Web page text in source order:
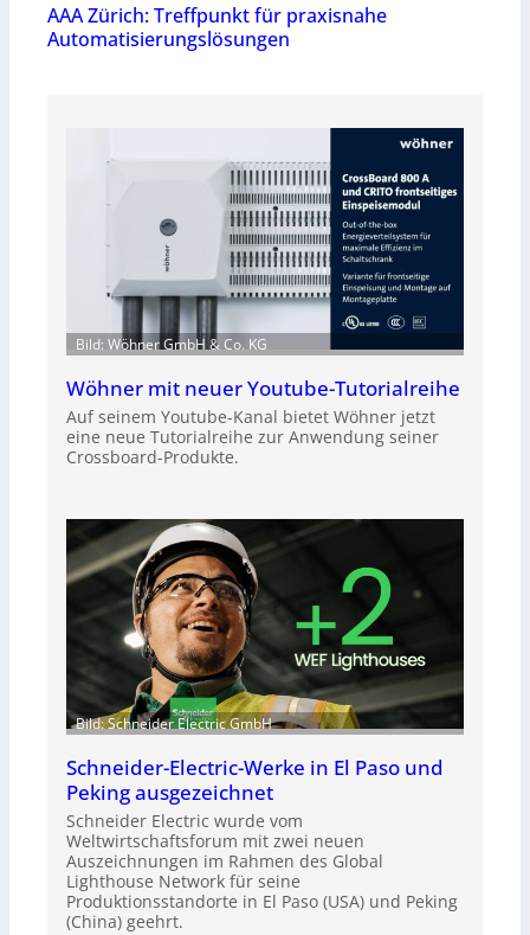
AAA Zürich: Treffpunkt für praxisnahe
Automatisierungslösungen
Bild: Wöhner GmbH & Co. KG
Wöhner mit neuer Youtube-Tutorialreihe
Auf seinem Youtube-Kanal bietet Wöhner jetzt
eine neue Tutorialreihe zur Anwendung seiner
Crossboard-Produkte.
Bild: Schneider Electric GmbH
Schneider-Electric-Werke in El Paso und
Peking ausgezeichnet
Schneider Electric wurde vom
Weltwirtschaftsforum mit zwei neuen
Auszeichnungen im Rahmen des Global
Lighthouse Network für seine
Produktionsstandorte in El Paso (USA) und Peking
(China) geehrt.